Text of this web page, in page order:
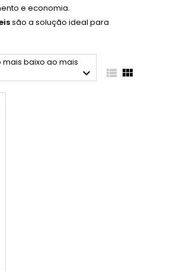
e economia.
são a solução ideal para
mais baixo ao mais
  